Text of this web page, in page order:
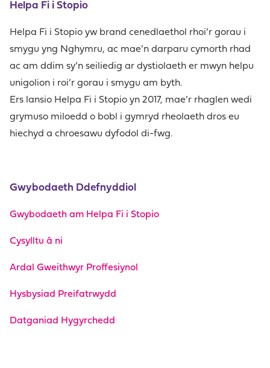
Helpa Fi i Stopio
Helpa Fi i Stopio yw brand cenedlaethol rhoi’r gorau i
smygu yng Nghymru, ac mae’n darparu cymorth rhad
ac am ddim sy’n seiliedig ar dystiolaeth er mwyn helpu
unigolion i roi’r gorau i smygu am byth.
Ers lansio Helpa Fi i Stopio yn 2017, mae’r rhaglen wedi
grymuso miloedd o bobl i gymryd rheolaeth dros eu
hiechyd a chroesawu dyfodol di-fwg.
Gwybodaeth Ddefnyddiol
Gwybodaeth am Helpa Fi i Stopio
Cysylltu â ni
Ardal Gweithwyr Proffesiynol
Hysbysiad Preifatrwydd
Datganiad Hygyrchedd